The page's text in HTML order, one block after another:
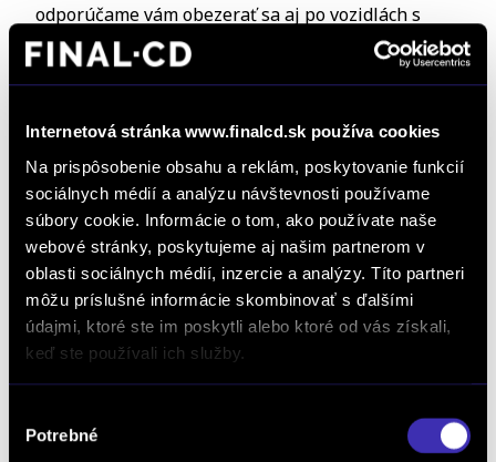
Internetová stránka www.finalcd.sk používa cookies
Na prispôsobenie obsahu a reklám, poskytovanie funkcií
sociálnych médií a analýzu návštevnosti používame
súbory cookie. Informácie o tom, ako používate naše
webové stránky, poskytujeme aj našim partnerom v
oblasti sociálnych médií, inzercie a analýzy. Títo partneri
môžu príslušné informácie skombinovať s ďalšími
údajmi, ktoré ste im poskytli alebo ktoré od vás získali,
keď ste používali ich služby.
súhlasu
Potrebné
odporúčame vám obezerať sa aj po vozidlách s
elektrickým motorom.
Obľúbenou voľbou je napríklad Peugeot e-208,
ktorý je elektrickým súrodencom jedného z
mimochodom taktiež šarmantného mestského
auta s nízkou spotrebou.
Toto malé elektrické auto pýšiace sa dojazdom 340
km sa nabije už za 30 minút a umožní vám
nabíjanie, predhriatie aj klimatizáciu ovládať aj na
diaľku. Vďaka jeho jazdným vlastnostiam si s nim
užijete množstvo zábavy pri šoférovaní a zároveň